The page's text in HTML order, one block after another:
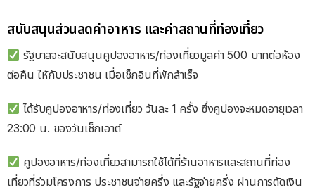
สนับสนุนส่วนลดค่าอาหาร และค่าสถานที่ท่องเที่ยว
รัฐบาลจะสนับสนุนคูปองอาหาร/ท่องเที่ยวมูลค่า 500 บาทต่อห้อง
ต่อคืน ให้กับประชาชน เมื่อเช็กอินที่พักสำเร็จ
ได้รับคูปองอาหาร/ท่องเที่ยว วันละ 1 ครั้ง ซึ่งคูปองจะหมดอายุเวลา
23:00 น. ของวันเช็กเอาต์
คูปองอาหาร/ท่องเที่ยวสามารถใช้ได้ที่ร้านอาหารและสถานที่ท่อง
เที่ยวที่ร่วมโครงการ ประชาชนจ่ายครึ่ง และรัฐจ่ายครึ่ง ผ่านการตัดเงิน